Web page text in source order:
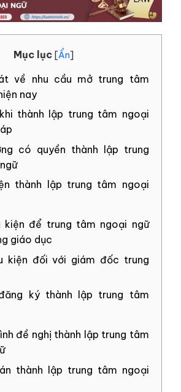
Mục lục [Ẩn]
về nhu cầu mở trung tâm
nay
thành lập trung tâm ngoại
có quyền thành lập trung
thành lập trung tâm ngoại
kiện để trung tâm ngoại ngữ
giáo dục
kiện đối với giám đốc trung
ký thành lập trung tâm
đề nghị thành lập trung tâm
thành lập trung tâm ngoại